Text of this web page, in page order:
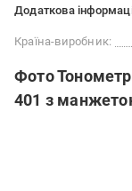
Додаткова
Країна-виробник:
Фото Тонометр
401 з